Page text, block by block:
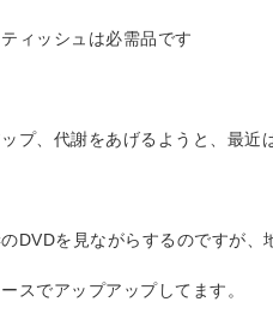
ィッシュは必需品です
プ、代謝をあげるようと、最近
DVDを見ながらするのですが、
スでアップアップしてます。